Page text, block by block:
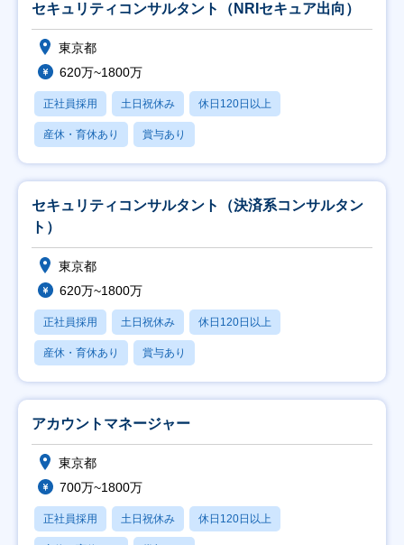
セキュリティコンサルタント（NRIセキュア出向）
東京都
620万~1800万
正社員採用 土日祝休み 休日120日以上
産休・育休あり 賞与あり
セキュリティコンサルタント（決済系コンサルタン
ト）
東京都
620万~1800万
正社員採用 土日祝休み 休日120日以上
産休・育休あり 賞与あり
アカウントマネージャー
東京都
700万~1800万
正社員採用 土日祝休み 休日120日以上